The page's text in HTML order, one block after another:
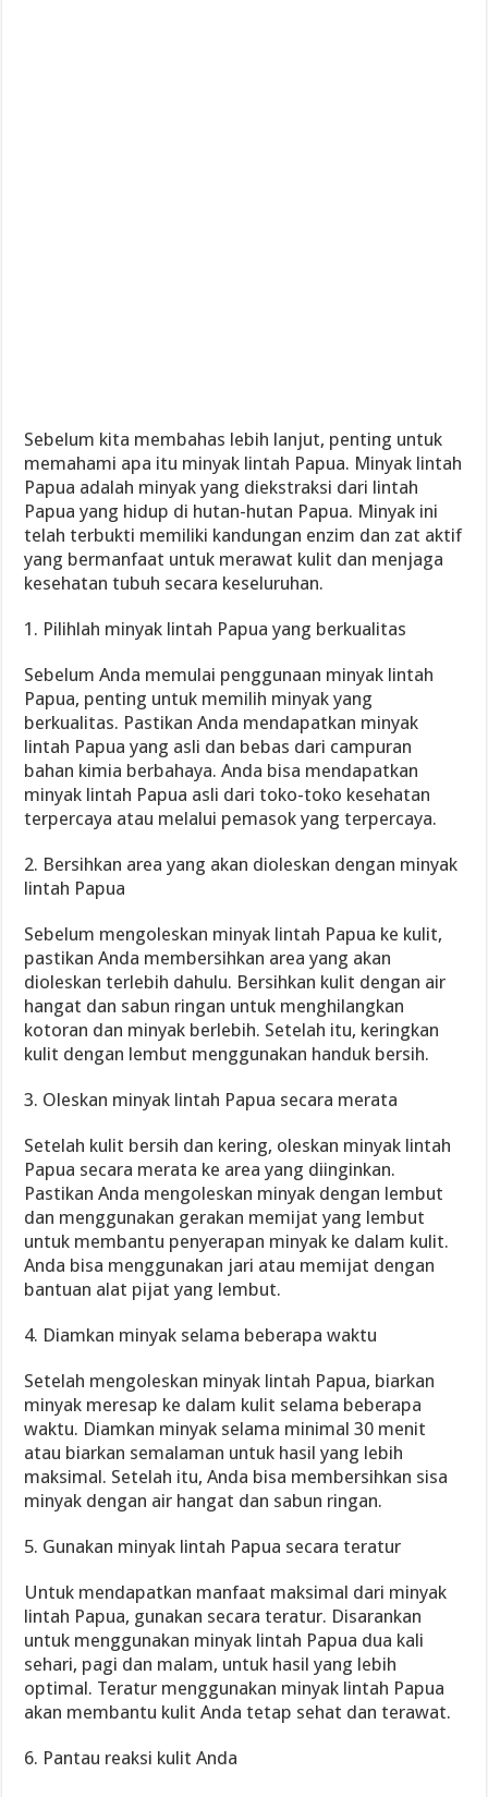
Sebelum kita membahas lebih lanjut, penting untuk
memahami apa itu minyak lintah Papua. Minyak lintah
Papua adalah minyak yang diekstraksi dari lintah
Papua yang hidup di hutan-hutan Papua. Minyak ini
telah terbukti memiliki kandungan enzim dan zat aktif
yang bermanfaat untuk merawat kulit dan menjaga
kesehatan tubuh secara keseluruhan.
1. Pilihlah minyak lintah Papua yang berkualitas
Sebelum Anda memulai penggunaan minyak lintah
Papua, penting untuk memilih minyak yang
berkualitas. Pastikan Anda mendapatkan minyak
lintah Papua yang asli dan bebas dari campuran
bahan kimia berbahaya. Anda bisa mendapatkan
minyak lintah Papua asli dari toko-toko kesehatan
terpercaya atau melalui pemasok yang terpercaya.
2. Bersihkan area yang akan dioleskan dengan minyak
lintah Papua
Sebelum mengoleskan minyak lintah Papua ke kulit,
pastikan Anda membersihkan area yang akan
dioleskan terlebih dahulu. Bersihkan kulit dengan air
hangat dan sabun ringan untuk menghilangkan
kotoran dan minyak berlebih. Setelah itu, keringkan
kulit dengan lembut menggunakan handuk bersih.
3. Oleskan minyak lintah Papua secara merata
Setelah kulit bersih dan kering, oleskan minyak lintah
Papua secara merata ke area yang diinginkan.
Pastikan Anda mengoleskan minyak dengan lembut
dan menggunakan gerakan memijat yang lembut
untuk membantu penyerapan minyak ke dalam kulit.
Anda bisa menggunakan jari atau memijat dengan
bantuan alat pijat yang lembut.
4. Diamkan minyak selama beberapa waktu
Setelah mengoleskan minyak lintah Papua, biarkan
minyak meresap ke dalam kulit selama beberapa
waktu. Diamkan minyak selama minimal 30 menit
atau biarkan semalaman untuk hasil yang lebih
maksimal. Setelah itu, Anda bisa membersihkan sisa
minyak dengan air hangat dan sabun ringan.
5. Gunakan minyak lintah Papua secara teratur
Untuk mendapatkan manfaat maksimal dari minyak
lintah Papua, gunakan secara teratur. Disarankan
untuk menggunakan minyak lintah Papua dua kali
sehari, pagi dan malam, untuk hasil yang lebih
optimal. Teratur menggunakan minyak lintah Papua
akan membantu kulit Anda tetap sehat dan terawat.
6. Pantau reaksi kulit Anda